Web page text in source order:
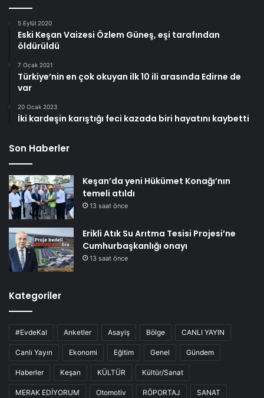
5 Eylül 2020
Eski Keşan Vaizesi Özlem Güneş, eşi tarafından
öldürüldü
7 Ocak 2021
Türkiye’nin en çok okuyan ilk 10 ili arasında Edirne de
var
20 Ocak 2023
İki kardeşin karıştığı feci kazada biri hayatını kaybetti
Son Haberler
Keşan’da yeni Hükümet Konağı’nın
temeli atıldı
13 saat önce
Erikli Atık Su Arıtma Tesisi Projesi’ne
Cumhurbaşkanlığı onayı
13 saat önce
Kategoriler
#EvdeKal Anketler Asayiş Bölge CANLI YAYIN
Canlı Yayın Ekonomi Eğitim Genel Gündem
Haberler Keşan KÜLTÜR Kültür/Sanat
MERAK EDİYORUM Otomotiv RÖPORTAJ SANAT